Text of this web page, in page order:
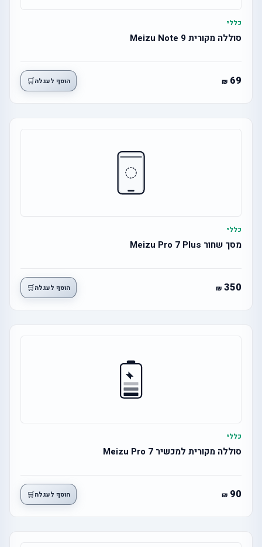
כללי
סוללה מקורית Meizu Note 9
69 הוסף לעגלה🛒
כללי
מסך שחור Meizu Pro 7 Plus
350 הוסף לעגלה🛒
כללי
סוללה מקורית למכשיר Meizu Pro 7
90 הוסף לעגלה🛒